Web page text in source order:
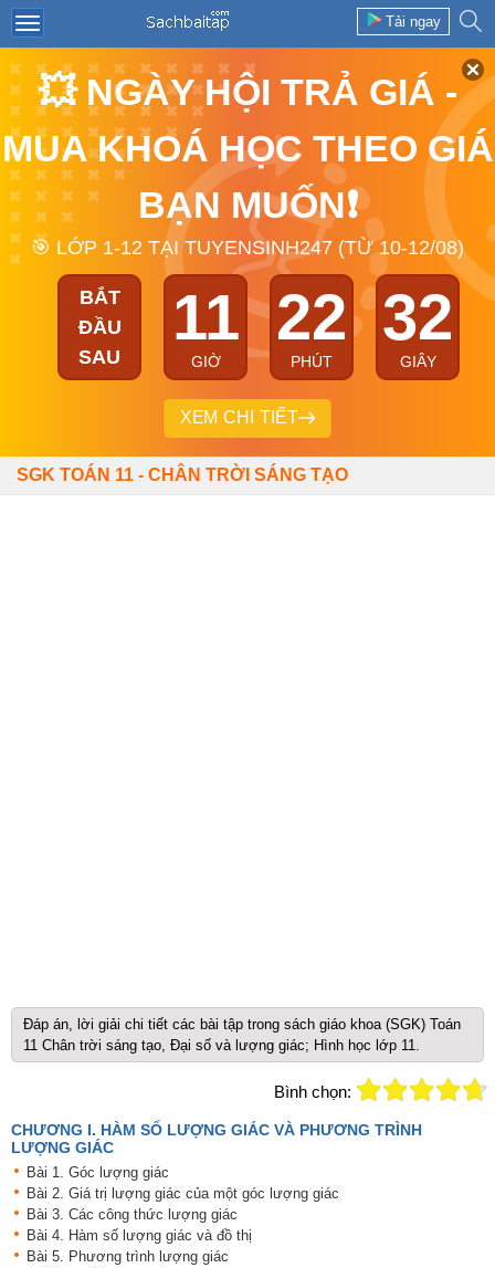
Tải ngay
💥 NGÀY HỘI TRẢ GIÁ -
MUA KHOÁ HỌC THEO GIÁ
BẠN MUỐN❗
🎯 LỚP 1-12 TẠI TUYENSINH247 (TỪ 10-12/08)
BẮT
ĐẦU
SAU
11
GIỜ
22
PHÚT
32
GIÂY
XEM CHI TIẾT
SGK TOÁN 11 - CHÂN TRỜI SÁNG TẠO
Đáp án, lời giải chi tiết các bài tập trong sách giáo khoa (SGK) Toán
11 Chân trời sáng tạo, Đại số và lượng giác; Hình học lớp 11.
Bình chọn:
CHƯƠNG I. HÀM SỐ LƯỢNG GIÁC VÀ PHƯƠNG TRÌNH
LƯỢNG GIÁC
Bài 1. Góc lượng giác
Bài 2. Giá trị lượng giác của một góc lượng giác
Bài 3. Các công thức lượng giác
Bài 4. Hàm số lượng giác và đồ thị
Bài 5. Phương trình lượng giác